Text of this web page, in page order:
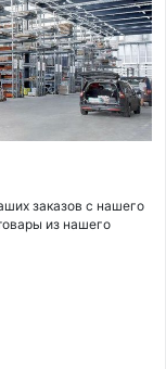
заказов с нашего
из нашего